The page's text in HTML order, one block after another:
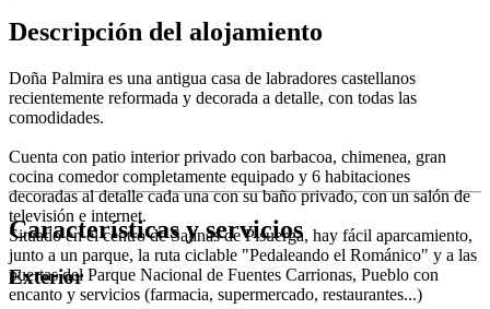
Descripción del alojamiento
Doña Palmira es una antigua casa de labradores castellanos
recientemente reformada y decorada a detalle, con todas las
comodidades.
Cuenta con patio interior privado con barbacoa, chimenea, gran
cocina comedor completamente equipado y 6 habitaciones
decoradas al detalle cada una con su baño privado, con un salón de
televisión e internet.
Situado en el centro de Salinas de Pisuerga, hay fácil aparcamiento,
junto a un parque, la ruta ciclable "Pedaleando el Románico" y a las
puertas del Parque Nacional de Fuentes Carrionas, Pueblo con
encanto y servicios (farmacia, supermercado, restaurantes...)
Características y servicios
Exterior